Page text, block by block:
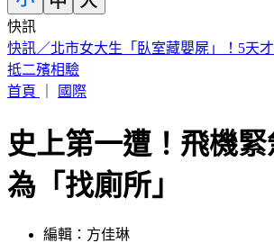
快訊
最新風雨預測！中午最有感 明清晨2縣
首頁｜ 國際
史上第一遭！飛機
為「找廁所」
發佈時間：2017.12.07 18:39